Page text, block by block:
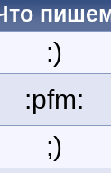
:)
:pfm:
;)